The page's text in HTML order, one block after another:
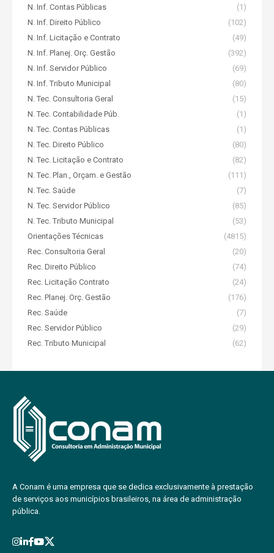
N. Inf. Contas Públicas
(1)
N. Inf. Direito Público
(102)
N. Inf. Licitação e Contrato
(49)
N. Inf. Planej. Orç. Gestão
(392)
N. Inf. Servidor Público
(69)
N. Inf. Tributo Municipal
(80)
N. Tec. Consultoria Geral
(15)
N. Tec. Contabilidade Púb.
(1)
N. Tec. Contas Públicas
(1)
N. Tec. Direito Público
(80)
N. Tec. Licitação e Contrato
(82)
N. Tec. Plan., Orçam. e Gestão
(111)
N. Tec. Saúde
(7)
N. Tec. Servidor Público
(85)
N. Tec. Tributo Municipal
(53)
Orientações Técnicas
(4815)
Rec. Consultoria Geral
(20)
Rec. Direito Público
(74)
Rec. Licitação Contrato
(24)
Rec. Planej. Orç. Gestão
(176)
Rec. Saúde
(7)
Rec. Servidor Público
(29)
Rec. Tributo Municipal
(62)
A Conam é uma empresa que se dedica exclusivamente à prestação
de serviços aos municípios brasileiros, na área de administração
pública.